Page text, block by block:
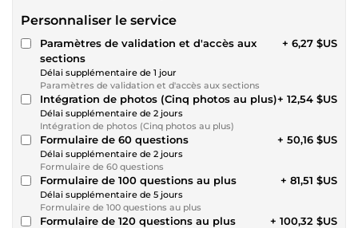
Personnaliser le service
Paramètres de validation et d'accès aux
sections
Délai supplémentaire de 1 jour
Paramètres de validation et d'accès aux sections
+ 6,27 $US
Intégration de photos (Cinq photos au plus)
Délai supplémentaire de 2 jours
Intégration de photos (Cinq photos au plus)
+ 12,54 $US
Formulaire de 60 questions
Délai supplémentaire de 2 jours
Formulaire de 60 questions
+ 50,16 $US
Formulaire de 100 questions au plus
Délai supplémentaire de 5 jours
Formulaire de 100 questions au plus
+ 81,51 $US
Formulaire de 120 questions au plus + 100,32 $US